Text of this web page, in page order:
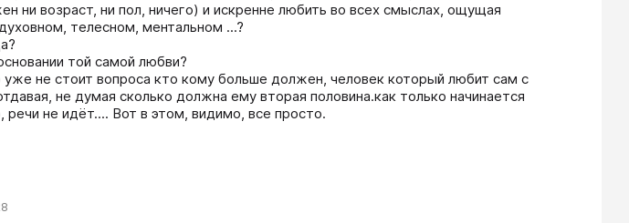
ни возраст, ни пол, ничего) и искренне любить во всех смыслах, ощущая
телесном, ментальном ...?
той самой любви?
не стоит вопроса кто кому больше должен, человек который любит сам с
не думая сколько должна ему вторая половина.как только начинается
не идёт.... Вот в этом, видимо, все просто.